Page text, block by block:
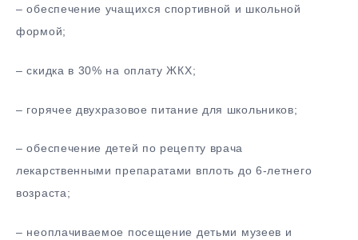
– обеспечение учащихся спортивной и школьной
формой;
– скидка в 30% на оплату ЖКХ;
– горячее двухразовое питание для школьников;
– обеспечение детей по рецепту врача
лекарственными препаратами вплоть до 6-летнего
возраста;
– неоплачиваемое посещение детьми музеев и